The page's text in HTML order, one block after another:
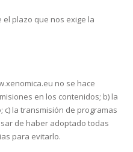
plazo que nos exige la
no se hace
en los contenidos; b) la
la transmisión de programas
de haber adoptado todas
para evitarlo.